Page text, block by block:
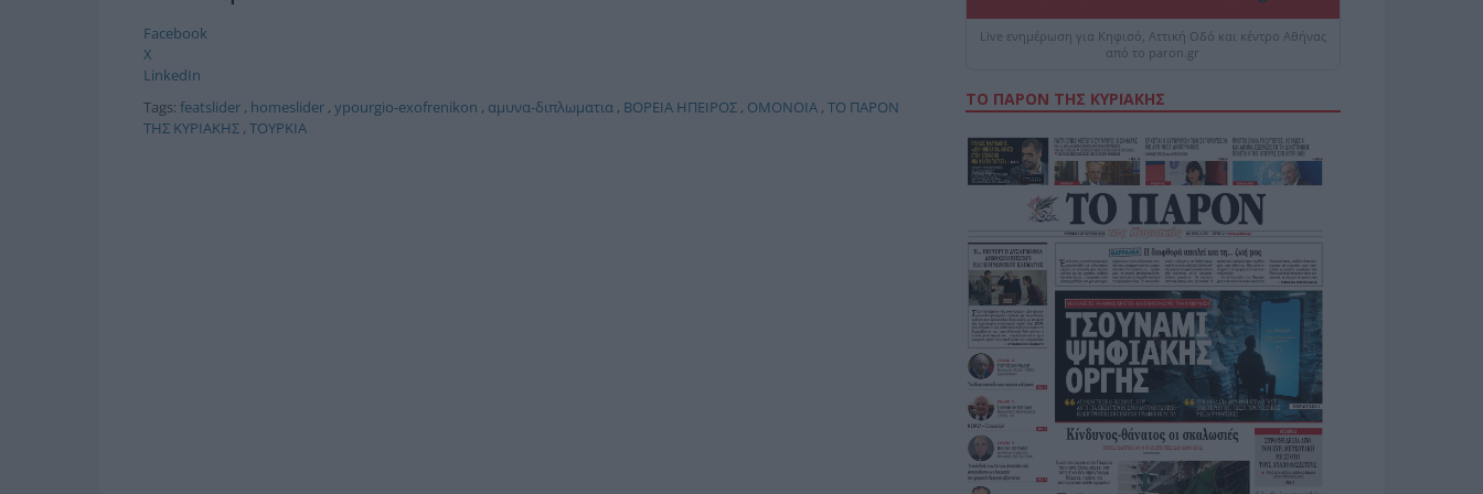
Facebook
X
LinkedIn
Tags: featslider, homeslider, ypourgio-exofrenikon , αμυνα-διπλωματια , ΒΟΡΕΙΑ ΗΠΕΙΡΟΣ, ΟΜΟΝΟΙΑ, ΤΟ ΠΑΡΟΝ
ΤΗΣ ΚΥΡΙΑΚΗΣ, ΤΟΥΡΚΙΑ
Live ενημέρωση για Κηφισό, Αττική Οδό και κέντρο Αθήνας
από το paron.gr
ΤΟ ΠΑΡΟΝ ΤΗΣ ΚΥΡΙΑΚΗΣ